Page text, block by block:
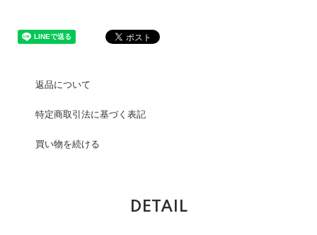
返品について
特定商取引法に基づく表記
買い物を続ける
DETAIL